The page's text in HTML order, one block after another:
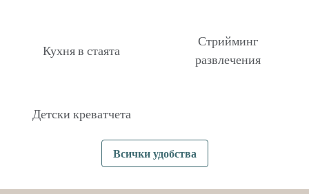
Кухня в стаята
Стрийминг
развлечения
Детски креватчета
Всички удобства